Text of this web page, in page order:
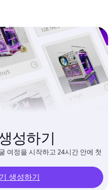
성하기
여정을 시작하고 24시간 안에 첫
생성하기